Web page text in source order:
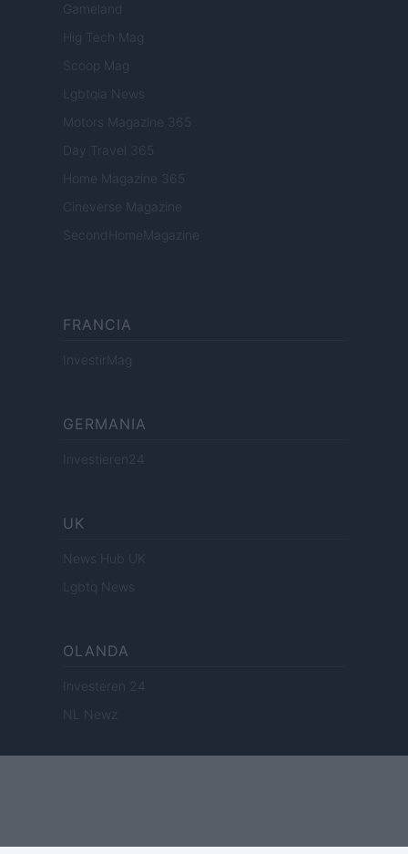
Gameland
Hig Tech Mag
Scoop Mag
Lgbtqia News
Motors Magazine 365
Day Travel 365
Home Magazine 365
Cineverse Magazine
SecondHomeMagazine
FRANCIA
InvestirMag
GERMANIA
Investieren24
UK
News Hub UK
Lgbtq News
OLANDA
Investeren 24
NL Newz